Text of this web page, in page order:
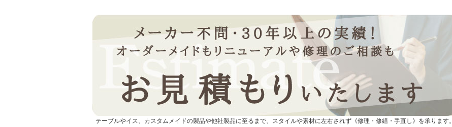
テーブルやイス、カスタムメイドの製品や他社製品に至るまで、スタイルや素材に左右されず《修理・修繕・手直し》を承ります。